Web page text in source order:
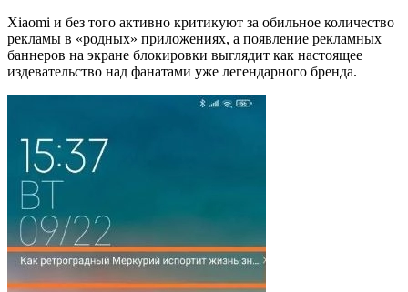
Xiaomi и без того активно критикуют за обильное количество
рекламы в «родных» приложениях, а появление рекламных
баннеров на экране блокировки выглядит как настоящее
издевательство над фанатами уже легендарного бренда.